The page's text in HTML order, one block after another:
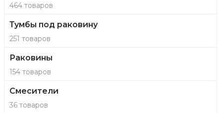
464 товаров
Тумбы под раковину
251 товаров
Раковины
154 товаров
Смесители
36 товаров